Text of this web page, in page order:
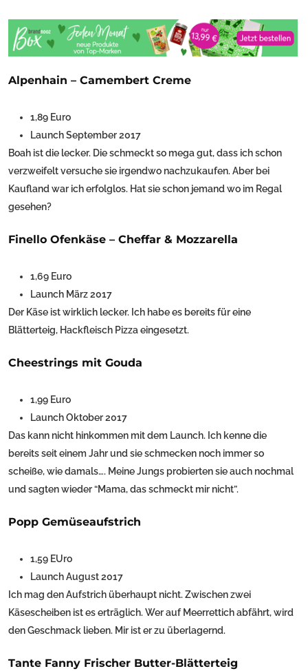
Alpenhain – Camembert Creme
1,89 Euro
Launch September 2017
Boah ist die lecker. Die schmeckt so mega gut, dass ich schon
verzweifelt versuche sie irgendwo nachzukaufen. Aber bei
Kaufland war ich erfolglos. Hat sie schon jemand wo im Regal
gesehen?
Finello Ofenkäse – Cheffar & Mozzarella
1,69 Euro
Launch März 2017
Der Käse ist wirklich lecker. Ich habe es bereits für eine
Blätterteig, Hackfleisch Pizza eingesetzt.
Cheestrings mit Gouda
1,99 Euro
Launch Oktober 2017
Das kann nicht hinkommen mit dem Launch. Ich kenne die
bereits seit einem Jahr und sie schmecken noch immer so
scheiße, wie damals…. Meine Jungs probierten sie auch nochmal
und sagten wieder “Mama, das schmeckt mir nicht”.
Popp Gemüseaufstrich
1,59 EUro
Launch August 2017
Ich mag den Aufstrich überhaupt nicht. Zwischen zwei
Käsescheiben ist es erträglich. Wer auf Meerrettich abfährt, wird
den Geschmack lieben. Mir ist er zu überlagernd.
Tante Fanny Frischer Butter-Blätterteig